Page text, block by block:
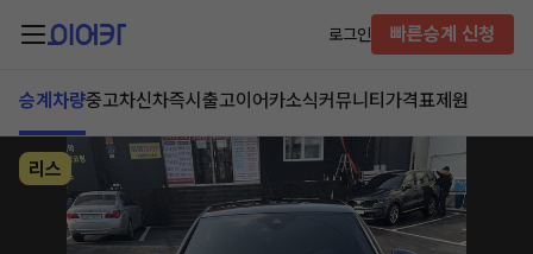
로그인 빠른승계 신청
승계차량중고차신차즉시출고이어카소식커뮤니티 가격표제원
리스